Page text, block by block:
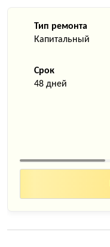
Тип ремонта
Капитальный
Срок
48 дней